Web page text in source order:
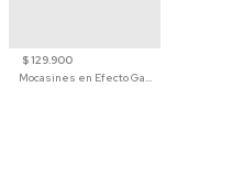
$ 129.900
Mocasines en Efecto Gamuzado Para Mujer